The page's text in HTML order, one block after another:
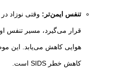
تنفس ایمن‌تر: وقتی نوزاد
قرار می‌گیرد، مسیر تنفس او
هوایی کاهش می‌یابد. این
کاهش خطر SIDS است.